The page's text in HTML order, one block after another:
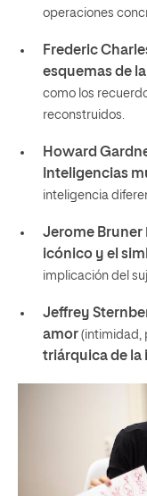
operaciones
Frederic
esquemas de
como los
reconstruidos.
Howard
Inteligencias
inteligencia
Jerome Bruner
icónico y el
implicación del
Jeffrey
amor(intimidad,
triárquica de la